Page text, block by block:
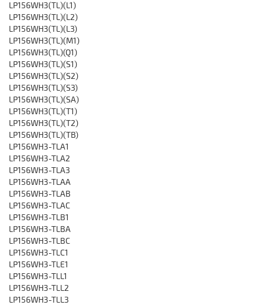
LP156WH3(TL)(L1)
LP156WH3(TL)(L2)
LP156WH3(TL)(L3)
LP156WH3(TL)(M1)
LP156WH3(TL)(Q1)
LP156WH3(TL)(S1)
LP156WH3(TL)(S2)
LP156WH3(TL)(S3)
LP156WH3(TL)(SA)
LP156WH3(TL)(T1)
LP156WH3(TL)(T2)
LP156WH3(TL)(TB)
LP156WH3-TLA1
LP156WH3-TLA2
LP156WH3-TLA3
LP156WH3-TLAA
LP156WH3-TLAB
LP156WH3-TLAC
LP156WH3-TLB1
LP156WH3-TLBA
LP156WH3-TLBC
LP156WH3-TLC1
LP156WH3-TLE1
LP156WH3-TLL1
LP156WH3-TLL2
LP156WH3-TLL3